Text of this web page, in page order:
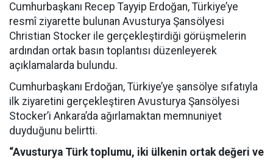
Cumhurbaşkanı Recep Tayyip Erdoğan, Türkiye’ye
resmî ziyarette bulunan Avusturya Şansölyesi
Christian Stocker ile gerçekleştirdiği görüşmelerin
ardından ortak basın toplantısı düzenleyerek
açıklamalarda bulundu.
Cumhurbaşkanı Erdoğan, Türkiye’ye şansölye sıfatıyla
ilk ziyaretini gerçekleştiren Avusturya Şansölyesi
Stocker’i Ankara’da ağırlamaktan memnuniyet
duyduğunu belirtti.
“Avusturya Türk toplumu, iki ülkenin ortak değeri ve